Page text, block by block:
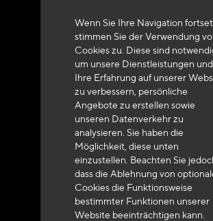
Wenn Sie Ihre Navigation
stimmen Sie der Verwendung
Cookies zu. Diese sind
um unsere Dienstleistungen und
Ihre Erfahrung auf unserer
zu verbessern, persönliche
Angebote zu erstellen sowie
unseren Datenverkehr zu
analysieren. Sie haben die
Möglichkeit, diese unten
einzustellen. Beachten Sie
dass die Ablehnung von
Cookies die Funktionsweise
bestimmter Funktionen unserer
Website beeinträchtigen kann.
Kundenservice
+33 (0)4 79 72 62 22
Lieferung innerhalb von 48 bis 72
Metropolitan-Frankreich